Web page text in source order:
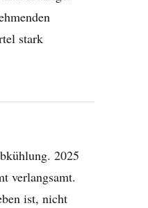
stark
2025
verlangsamt.
ist, nicht